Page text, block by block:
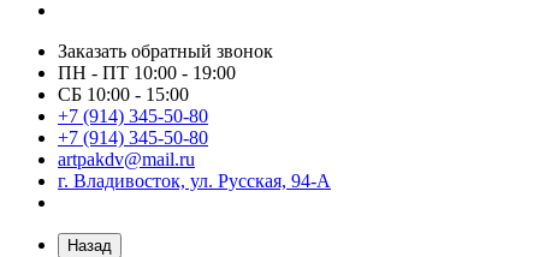
Заказать обратный звонок
ПН - ПТ 10:00 - 19:00
СБ 10:00 - 15:00
+7 (914) 345-50-80
+7 (914) 345-50-80
artpakdv@mail.ru
г. Владивосток, ул. Русская, 94-А
Назад